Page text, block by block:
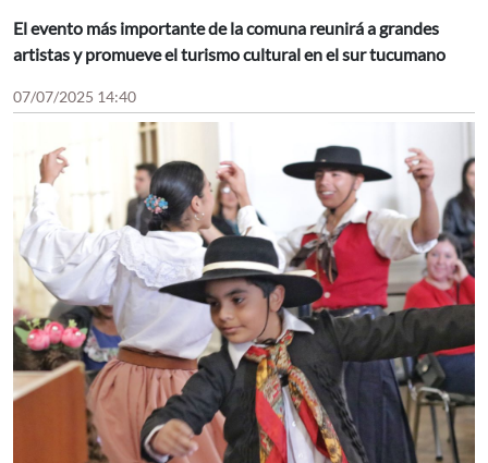
El evento más importante de la comuna reunirá a grandes
artistas y promueve el turismo cultural en el sur tucumano
07/07/2025 14:40